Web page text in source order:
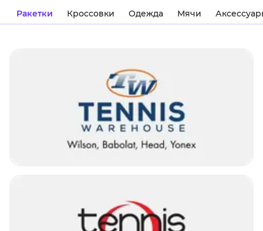
Ракетки Кроссовки Одежда Мячи